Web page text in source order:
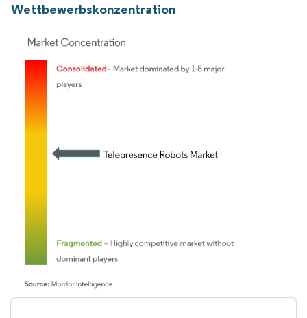
Wettbewerbskonzentration